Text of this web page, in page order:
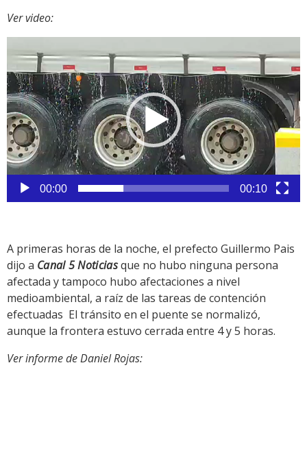
Ver video:
de
vídeo
00:00 00:10
A primeras horas de la noche, el prefecto Guillermo Pais
dijo a Canal 5 Noticiasque no hubo ninguna persona
afectada y tampoco hubo afectaciones a nivel
medioambiental, a raíz de las tareas de contención
efectuadas El tránsito en el puente se normalizó,
aunque la frontera estuvo cerrada entre 4 y 5 horas.
Ver informe de Daniel Rojas: